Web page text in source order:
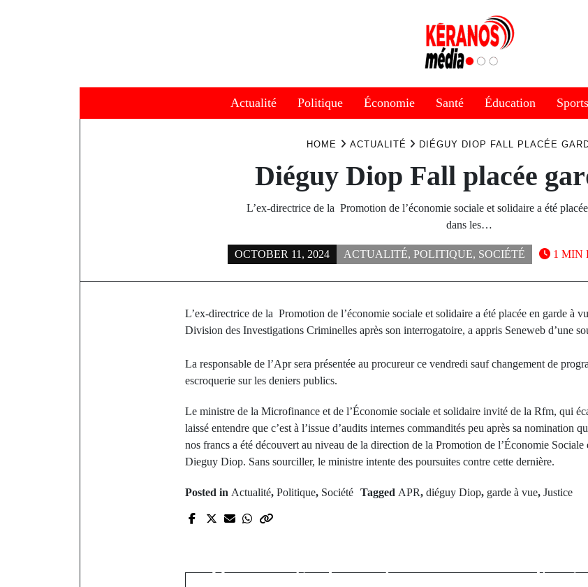
Actualité Politique Économie Santé Éducation Sports
HOME ACTUALITÉ DIÉGUY DIOP FALL PLACÉE
Diéguy Diop Fall placée
L’ex-directrice de la Promotion de l’économie sociale et solidaire a été
dans les…
OCTOBER 11, 2024 ACTUALITÉ, POLITIQUE, SOCIÉTÉ 1 MIN
L’ex-directrice de la Promotion de l’économie sociale et solidaire a été placée en garde à
Division des Investigations Criminelles après son interrogatoire, a appris Seneweb d’une
La responsable de l’Apr sera présentée au procureur ce vendredi sauf changement de
escroquerie sur les deniers publics.
Le ministre de la Microfinance et de l’Économie sociale et solidaire invité de la Rfm, qui
laissé entendre que c’est à l’issue d’audits internes commandités peu après sa nomination
nos francs a été découvert au niveau de la direction de la Promotion de l’Économie
Dieguy Diop. Sans sourciller, le ministre intente des poursuites contre cette dernière.
Posted in Actualité, Politique, Société Tagged APR, diéguy Diop, garde à vue, Justice
Législatives : Les recours
Ousmane Sonko rejetés par